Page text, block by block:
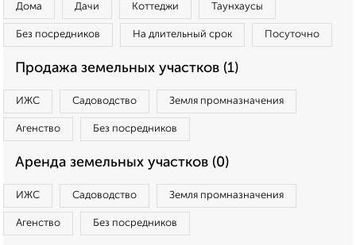
Дома Дачи Коттеджи Таунхаусы
Без посредников На длительный срок Посуточно
Продажа земельных участков (1)
ИЖС Садоводство Земля промназначения
Агенство Без посредников
Аренда земельных участков (0)
ИЖС Садоводство Земля промназначения
Агенство Без посредников